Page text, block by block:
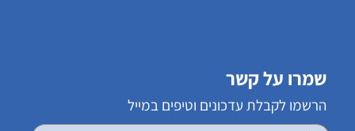
שמרו על קשר
הרשמו לקבלת עדכונים וטיפים במייל